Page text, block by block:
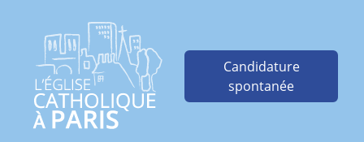
Candidature
spontanée